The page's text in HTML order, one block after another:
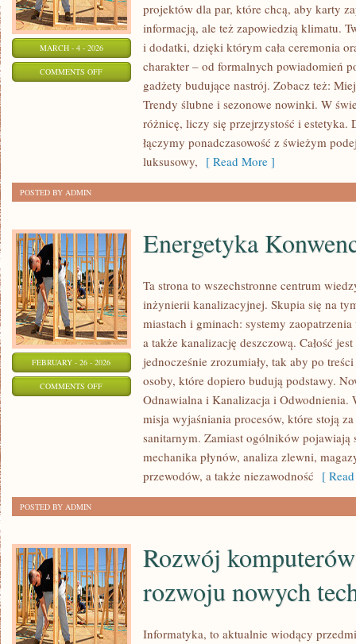
MARCH - 4 - 2026
COMMENTS OFFON
projektów dla par, które chcą, aby karty
informacją, ale też zapowiedzią klimatu.
i dodatki, dzięki którym cała ceremonia
charakter – od formalnych powiadomień
gadżety budujące nastrój. Zobacz też:
Trendy ślubne i sezonowe nowinki. W
różnicę, liczy się przejrzystość i estetyka.
łączymy ponadczasowość z świeżym
luksusowy, [ Read More ]
POSTED BY ADMIN
FEBRUARY - 26 - 2026
COMMENTS OFFON
ENERGETYKA
KONWENCJONALNA
Energetyka
Ta strona to wszechstronne centrum
inżynierii kanalizacyjnej. Skupia się na
miastach i gminach: systemy
a także kanalizację deszczową. Całość
jednocześnie zrozumiały, tak aby po
osoby, które dopiero budują podstawy.
Odnawialna i Kanalizacja i Odwodnienia.
misja wyjaśniania procesów, które stoją
sanitarnym. Zamiast ogólników
mechanika płynów, analiza zlewni,
przewodów, a także niezawodność [
POSTED BY ADMIN
Rozwój
rozwoju nowych
Informatyka, to aktualnie wiodący